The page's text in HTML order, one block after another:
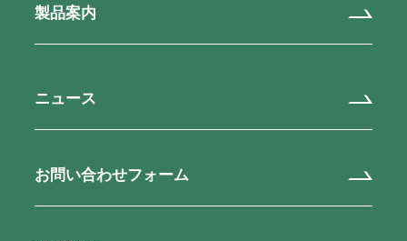
製品案内
ニュース
お問い合わせフォーム